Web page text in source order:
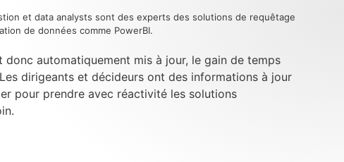
et data analysts sont des experts des solutions de requêtage
de données comme PowerBI.
donc automatiquement mis à jour, le gain de temps
dirigeants et décideurs ont des informations à jour
pour prendre avec réactivité les solutions